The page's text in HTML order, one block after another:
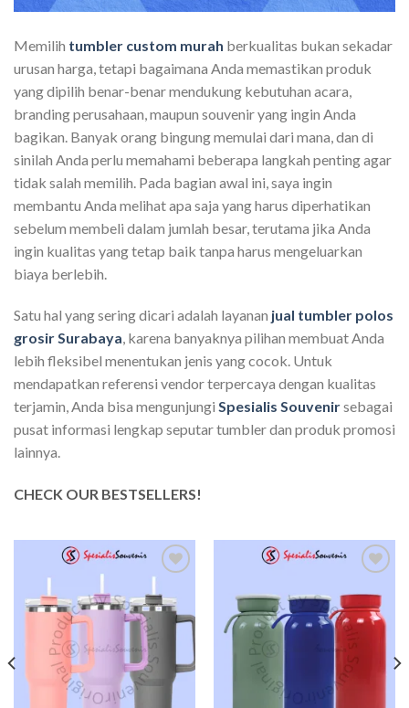
Memilih tumbler custom murah berkualitas bukan sekadar
urusan harga, tetapi bagaimana Anda memastikan produk
yang dipilih benar-benar mendukung kebutuhan acara,
branding perusahaan, maupun souvenir yang ingin Anda
bagikan. Banyak orang bingung memulai dari mana, dan di
sinilah Anda perlu memahami beberapa langkah penting agar
tidak salah memilih. Pada bagian awal ini, saya ingin
membantu Anda melihat apa saja yang harus diperhatikan
sebelum membeli dalam jumlah besar, terutama jika Anda
ingin kualitas yang tetap baik tanpa harus mengeluarkan
biaya berlebih.
Satu hal yang sering dicari adalah layanan jual tumbler polos
grosir Surabaya, karena banyaknya pilihan membuat Anda
lebih fleksibel menentukan jenis yang cocok. Untuk
mendapatkan referensi vendor terpercaya dengan kualitas
terjamin, Anda bisa mengunjungi Spesialis Souvenirsebagai
pusat informasi lengkap seputar tumbler dan produk promosi
lainnya.
CHECK OUR BESTSELLERS!
Add to
wishlist
Add to
wishlist